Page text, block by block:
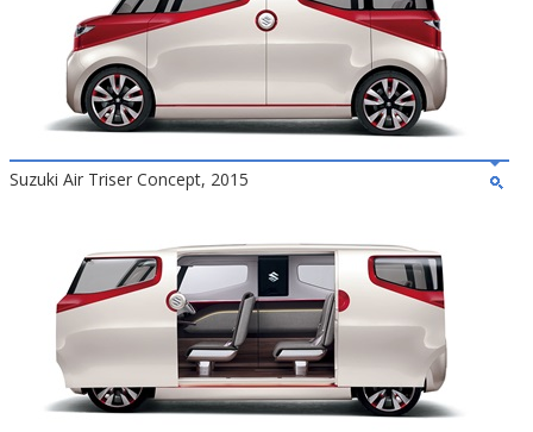
Suzuki Air Triser Concept, 2015